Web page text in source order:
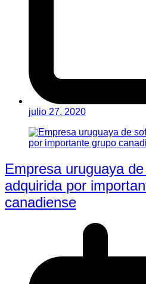
julio 27, 2020
Empresa uruguaya
adquirida por
canadiense